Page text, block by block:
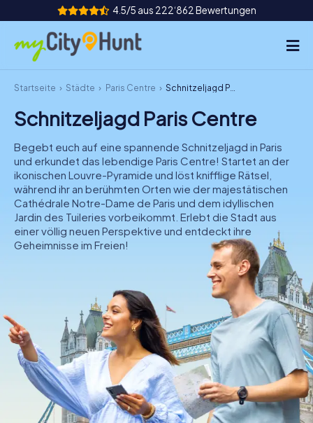
4.5/5 aus 222‘862 Bewertungen
So funktioniert's
Städte
Touren
Teamevent
Tickets
DE
IE
NL
Tickets buchen
Gutscheine bestellen
Startseite Städte Paris Centre Schnitzeljagd Paris Centre
Schnitzeljagd Paris Centre
Begebt euch auf eine spannende Schnitzeljagd in Paris
und erkundet das lebendige Paris Centre! Startet an der
ikonischen Louvre-Pyramide und löst knifflige Rätsel,
während ihr an berühmten Orten wie der majestätischen
Cathédrale Notre-Dame de Paris und dem idyllischen
Jardin des Tuileries vorbeikommt. Erlebt die Stadt aus
einer völlig neuen Perspektive und entdeckt ihre
Geheimnisse im Freien!